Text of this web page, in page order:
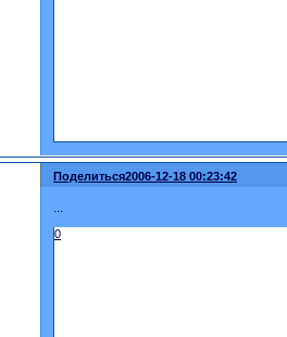
Поделиться2006-12-18 00:23:42
0